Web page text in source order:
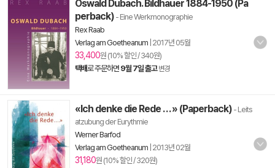
Oswald Dubach. Bildhauer 1884-1950 (Pa
perback) - Eine Werkmonographie
Rex Raab
Verlag am Goetheanum 2017년 05월
33,400원 (10% 할인 / 340원)
택배로 주문하면 9월 7일 출고 변경
«Ich denke die Rede . . . » (Paperback) - Leits
atzubung der Eurythmie
Werner Barfod
Verlag am Goetheanum 2013년 02월
31,180원 (10% 할인 / 320원)